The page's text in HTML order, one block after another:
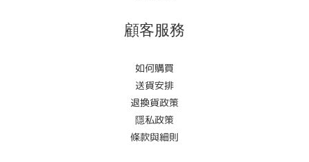
顧客服務
如何購買
送貨安排
退換貨政策
隱私政策
條款與細則